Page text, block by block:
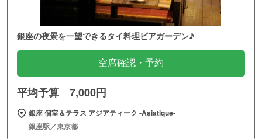
銀座の夜景を一望できるタイ料理ビアガーデン♪
空席確認・予約
平均予算 7,000円
銀座 個室＆テラス アジアティーク ‐Asiatique‐
銀座駅／東京都